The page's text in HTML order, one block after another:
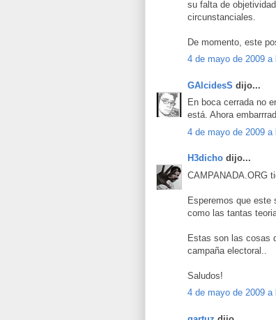
su falta de
circunstanciales.
De momento, este
4 de mayo de 2009 a
GAlcidesS dijo...
En boca cerrada no
está. Ahora
4 de mayo de 2009 a
H3dicho dijo...
CAMPANADA.ORG
Esperemos que este
como las tantas
Estas son las cosas
campaña electoral..
Saludos!
4 de mayo de 2009 a